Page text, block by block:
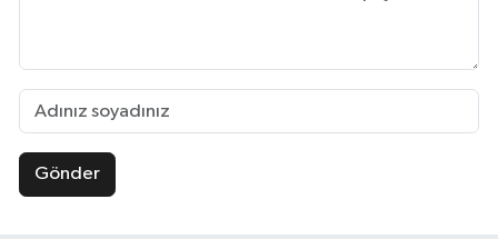
Gönder